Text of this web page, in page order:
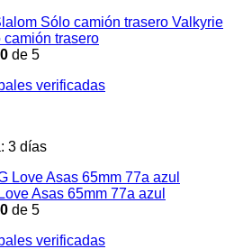
Valkyrie
camión trasero
de 5
verificadas
3 días
Asas 65mm 77a azul
de 5
verificadas